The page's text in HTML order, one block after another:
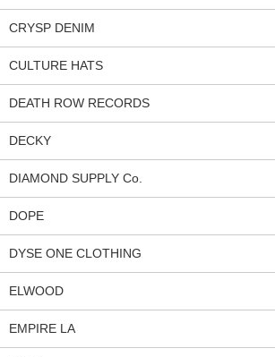
CRYSP DENIM
CULTURE HATS
DEATH ROW RECORDS
DECKY
DIAMOND SUPPLY Co.
DOPE
DYSE ONE CLOTHING
ELWOOD
EMPIRE LA